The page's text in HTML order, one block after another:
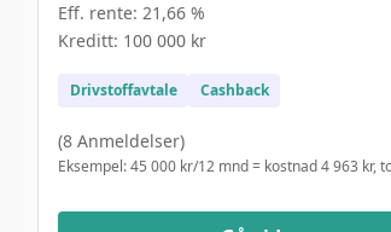
Eff. rente: 21,66 %
Kreditt: 100 000 kr
Drivstoffavtale Cashback
(8 Anmeldelser)
Eksempel: 45 000 kr/12 mnd = kostnad 4 963 kr,